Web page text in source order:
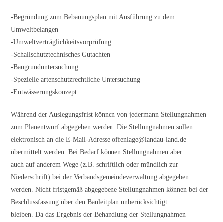
-Begründung zum Bebauungsplan mit Ausführung zu dem
Umweltbelangen
-Umweltverträglichkeitsvorprüfung
-Schallschutztechnisches Gutachten
-Baugrunduntersuchung
-Spezielle artenschutzrechtliche Untersuchung
-Entwässerungskonzept
Während der Auslegungsfrist können von jedermann Stellungnahmen
zum Planentwurf abgegeben werden. Die Stellungnahmen sollen
elektronisch an die E-Mail-Adresse offenlage@landau-land.de
übermittelt werden. Bei Bedarf können Stellungnahmen aber
auch auf anderem Wege (z.B. schriftlich oder mündlich zur
Niederschrift) bei der Verbandsgemeindeverwaltung abgegeben
werden. Nicht fristgemäß abgegebene Stellungnahmen können bei der
Beschlussfassung über den Bauleitplan unberücksichtigt
bleiben. Da das Ergebnis der Behandlung der Stellungnahmen